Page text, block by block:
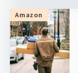
Amazon